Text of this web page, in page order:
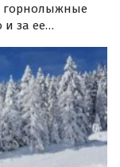
горнолыжные
и за ее
РСТ